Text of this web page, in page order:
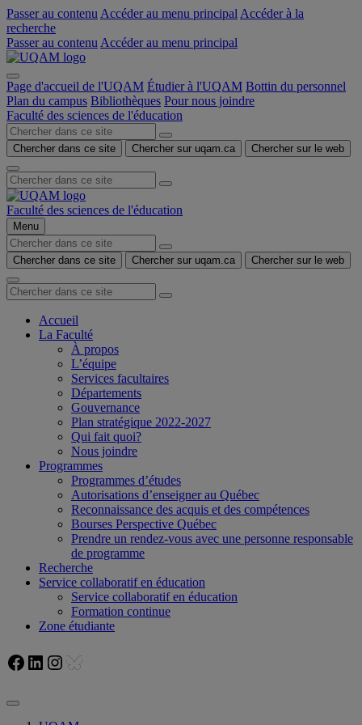
Passer au contenu Accéder au menu principal Accéder à la
recherche
Passer au contenu Accéder au menu principal
Page d'accueil de l'UQAM Étudier à l'UQAM Bottin du personnel
Plan du campus Bibliothèques Pour nous joindre
Faculté des sciences de l'éducation
Chercher dans ce site Chercher sur uqam.ca Chercher sur le web
Faculté des sciences de l'éducation
Menu
Chercher dans ce site Chercher sur uqam.ca Chercher sur le web
Accueil
La Faculté
À propos
L’équipe
Services facultaires
Départements
Gouvernance
Plan stratégique 2022-2027
Qui fait quoi?
Nous joindre
Programmes
Programmes d’études
Autorisations d’enseigner au Québec
Reconnaissance des acquis et des compétences
Bourses Perspective Québec
Prendre un rendez-vous avec une personne responsable
de programme
Recherche
Service collaboratif en éducation
Service collaboratif en éducation
Formation continue
Zone étudiante
Facebook
LinkedIn
Instagram
Bluesky